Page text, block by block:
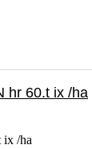
hr 60.t ix /ha
/ha